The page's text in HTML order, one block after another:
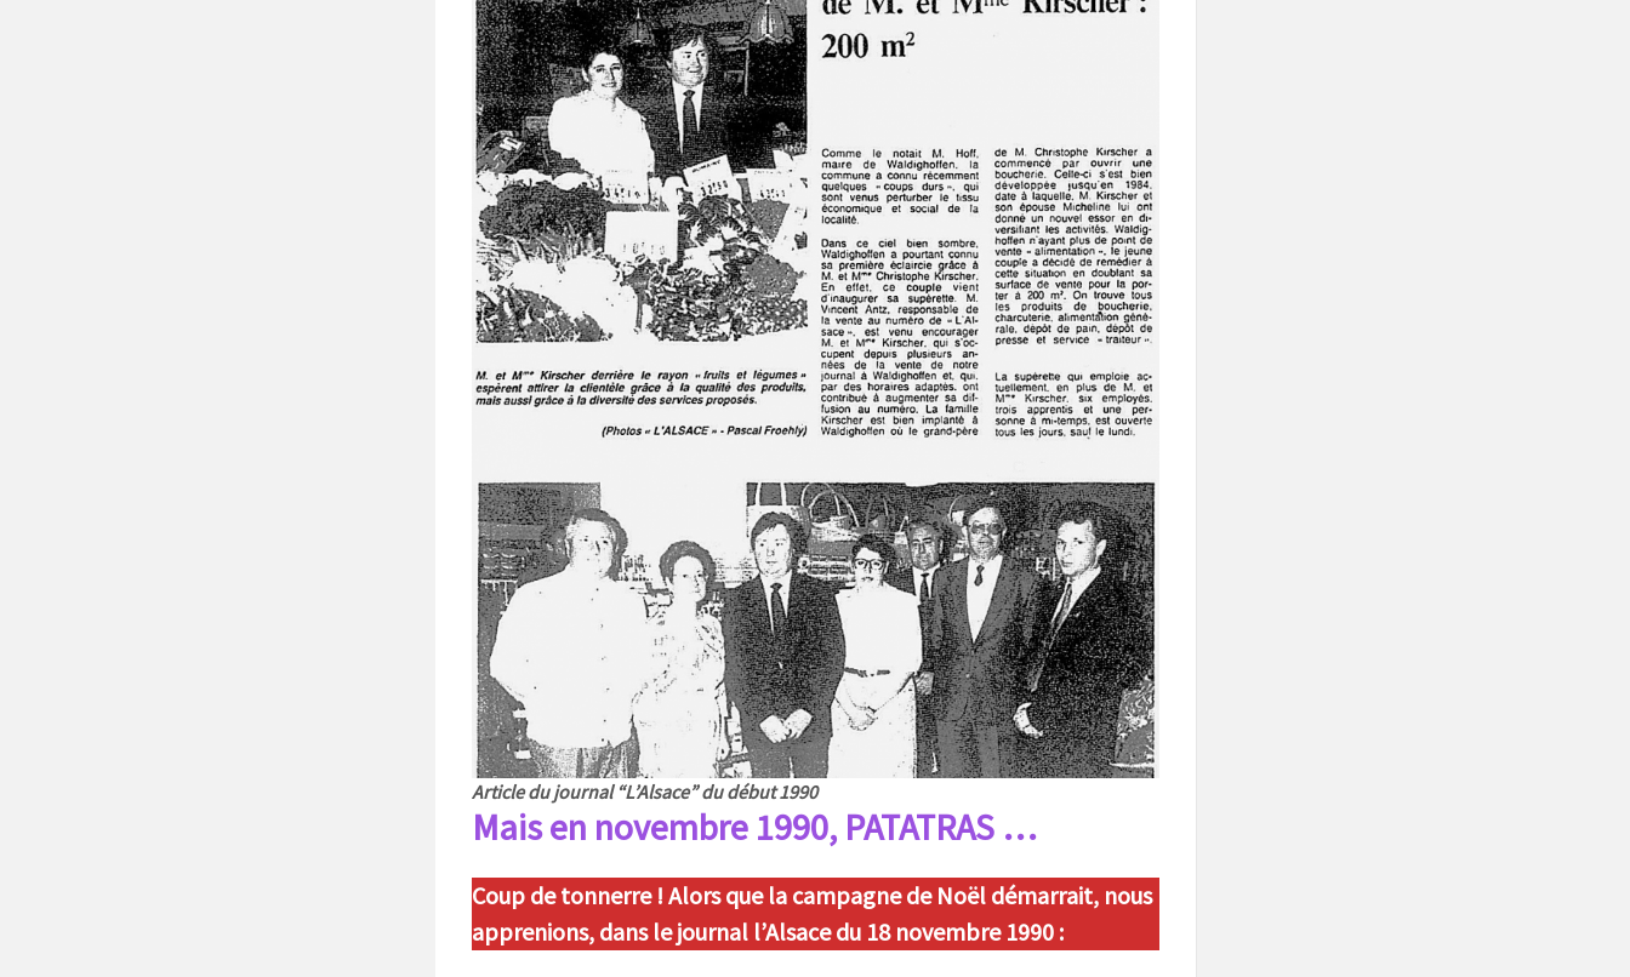
Article du journal “L’Alsace” du début 1990
Mais en novembre 1990, PATATRAS …
Coup de tonnerre ! Alors que la campagne de Noël démarrait, nous
apprenions, dans le journal l’Alsace du 18 novembre 1990 :